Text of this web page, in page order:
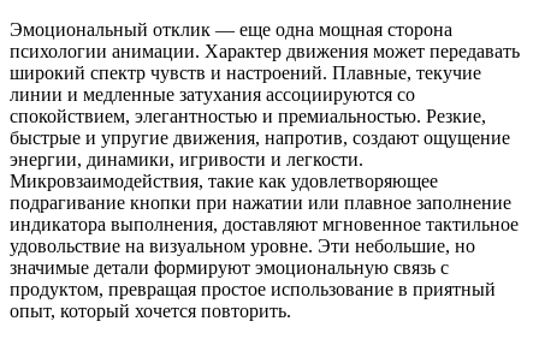
Эмоциональный отклик — еще одна мощная сторона
психологии анимации. Характер движения может передавать
широкий спектр чувств и настроений. Плавные, текучие
линии и медленные затухания ассоциируются со
спокойствием, элегантностью и премиальностью. Резкие,
быстрые и упругие движения, напротив, создают ощущение
энергии, динамики, игривости и легкости.
Микровзаимодействия, такие как удовлетворяющее
подрагивание кнопки при нажатии или плавное заполнение
индикатора выполнения, доставляют мгновенное тактильное
удовольствие на визуальном уровне. Эти небольшие, но
значимые детали формируют эмоциональную связь с
продуктом, превращая простое использование в приятный
опыт, который хочется повторить.